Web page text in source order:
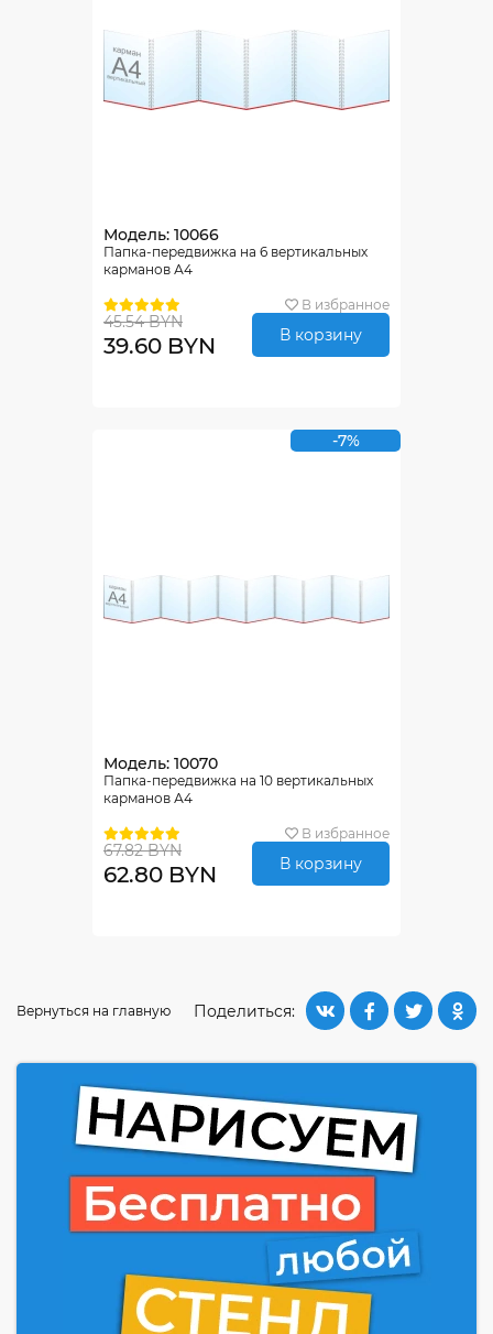
Модель: 10066
Папка-передвижка на 6 вертикальных
карманов А4
В избранное
45.54 BYN
39.60 BYN В корзину
-7%
Модель: 10070
Папка-передвижка на 10 вертикальных
карманов А4
В избранное
67.82 BYN
62.80 BYN В корзину
Поделиться:
Вернуться на главную